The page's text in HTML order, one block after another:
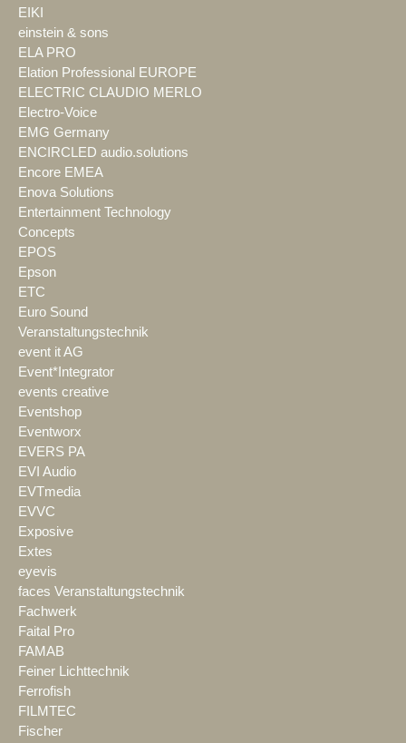
EIKI
einstein & sons
ELA PRO
Elation Professional EUROPE
ELECTRIC CLAUDIO MERLO
Electro-Voice
EMG Germany
ENCIRCLED audio.solutions
Encore EMEA
Enova Solutions
Entertainment Technology
Concepts
EPOS
Epson
ETC
Euro Sound
Veranstaltungstechnik
event it AG
Event*Integrator
events creative
Eventshop
Eventworx
EVERS PA
EVI Audio
EVTmedia
EVVC
Exposive
Extes
eyevis
faces Veranstaltungstechnik
Fachwerk
Faital Pro
FAMAB
Feiner Lichttechnik
Ferrofish
FILMTEC
Fischer